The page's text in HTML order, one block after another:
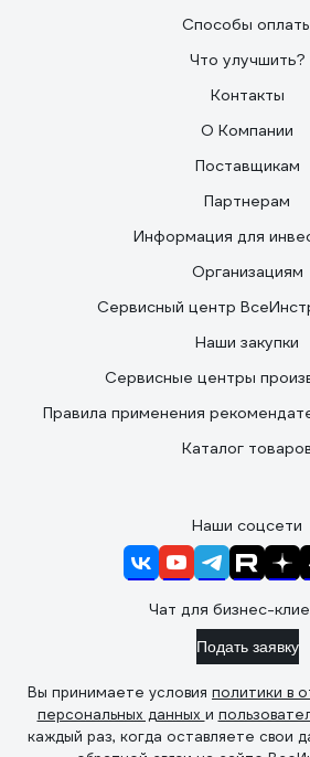
Способы
Что улучшить?
Контакты
О Компании
Поставщикам
Партнерам
Информация для
Организациям
Сервисный центр
Наши закупки
Сервисные центры
Правила применения
Каталог
Наши соцсети
Чат для бизнес-
Подать заявку
Вы принимаете условия политики в
персональных данных и
каждый раз, когда оставляете свои